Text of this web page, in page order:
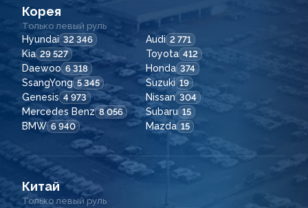
Корея
Только левый руль
Hyundai 32 346 Audi 2 771
Kia 29 527 Toyota 412
Daewoo 6 318 Honda 374
SsangYong 5 345 Suzuki 19
Genesis 4 973 Nissan 304
Mercedes Benz 8 056 Subaru 15
BMW 6 940 Mazda 15
Китай
Только левый руль